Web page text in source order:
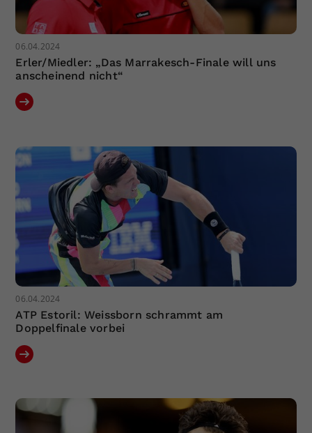
06.04.2024
Erler/Miedler: „Das Marrakesch-Finale will uns
anscheinend nicht“
06.04.2024
ATP Estoril: Weissborn schrammt am
Doppelfinale vorbei